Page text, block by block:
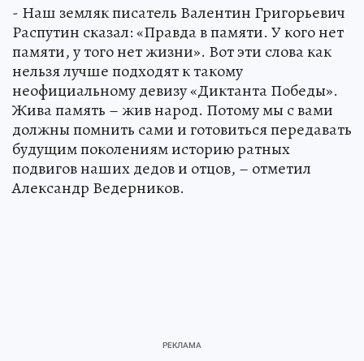
- Наш земляк писатель Валентин Григорьевич
Распутин сказал: «Правда в памяти. У кого нет
памяти, у того нет жизни». Вот эти слова как
нельзя лучше подходят к такому
неофициальному девизу «Диктанта Победы».
Жива память – жив народ. Потому мы с вами
должны помнить сами и готовиться передавать
будущим поколениям историю ратных
подвигов наших дедов и отцов, – отметил
Александр Ведерников.